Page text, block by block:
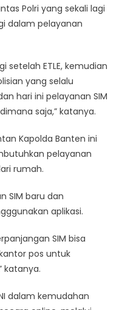
Polri yang sekali lagi
dalam pelayanan
setelah ETLE, kemudian
yang selalu
hari ini pelayanan SIM
saja,” katanya.
Kapolda Banten ini
pelayanan
rumah.
SIM baru dan
aplikasi.
SIM bisa
pos untuk
katanya.
dalam kemudahan